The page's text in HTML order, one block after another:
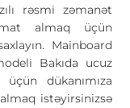
rəsmi zəmanət
almaq üçün
Mainboard
Bakıda ucuz
dükanımıza
istəyirsinizsə